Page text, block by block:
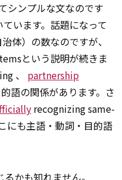
シンプルな文なのです
います。話題になって
体）の数なのですが、
という説明が続きま
、 partnership
語の関係があります。さ
recognizing same-
にも主語・動詞・目的語
かも知れません。